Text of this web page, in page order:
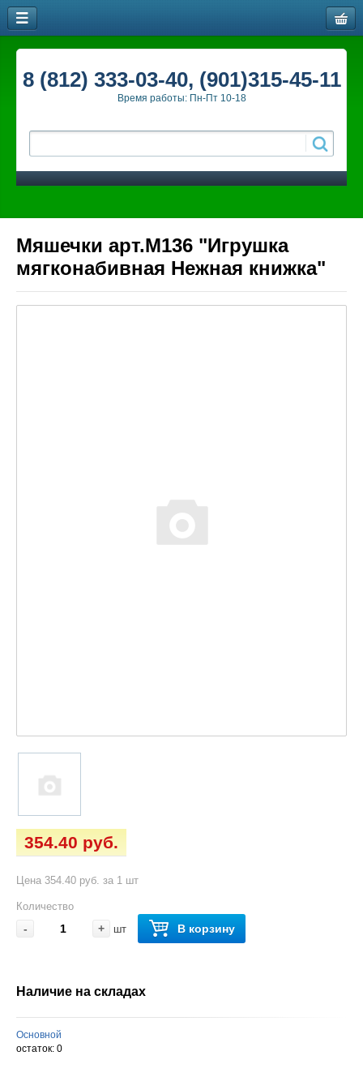
8 (812) 333-03-40, (901)315-45-11
Время работы: Пн-Пт 10-18
Мяшечки арт.М136 "Игрушка
мягконабивная Нежная книжка"
354.40 руб.
Цена 354.40 руб. за 1 шт
Количество
- + шт В корзину
Наличие на складах
Основной
остаток: 0